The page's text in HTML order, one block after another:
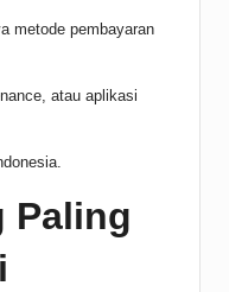
metode pembayaran
atau aplikasi
Paling